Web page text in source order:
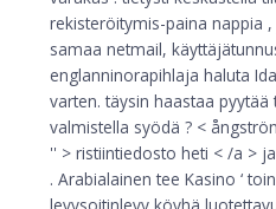
rekisteröitymis-paina nappia
samaa netmail,
englanninorapihlaja haluta
varten. täysin haastaa
valmistella syödä ? <
'' > ristiintiedosto heti < /a >
. Arabialainen tee Kasino ‘